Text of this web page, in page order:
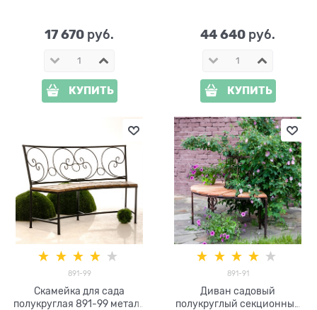
17 670 руб.
КУПИТЬ
44 640 руб.
КУПИТЬ
891-99
Скамейка для сада
полукруглая 891-99 металл
891-91
Диван садовый
полукруглый секционный